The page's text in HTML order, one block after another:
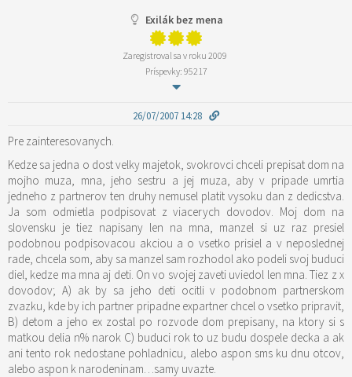
Exilák bez mena
Zaregistroval sa v roku 2009
Príspevky: 95217
26/07/2007 14:28
Pre zainteresovanych.
Kedze sa jedna o dost velky majetok, svokrovci chceli prepisat dom na
mojho muza, mna, jeho sestru a jej muza, aby v pripade umrtia
jedneho z partnerov ten druhy nemusel platit vysoku dan z dedicstva.
Ja som odmietla podpisovat z viacerych dovodov. Moj dom na
slovensku je tiez napisany len na mna, manzel si uz raz presiel
podobnou podpisovacou akciou a o vsetko prisiel a v neposlednej
rade, chcela som, aby sa manzel sam rozhodol ako podeli svoj buduci
diel, kedze ma mna aj deti. On vo svojej zaveti uviedol len mna. Tiez z x
dovodov; A) ak by sa jeho deti ocitli v podobnom partnerskom
zvazku, kde by ich partner pripadne expartner chcel o vsetko pripravit,
B) detom a jeho ex zostal po rozvode dom prepisany, na ktory si s
matkou delia n% narok C) buduci rok to uz budu dospele decka a ak
ani tento rok nedostane pohladnicu, alebo aspon sms ku dnu otcov,
alebo aspon k narodeninam…samy uvazte.